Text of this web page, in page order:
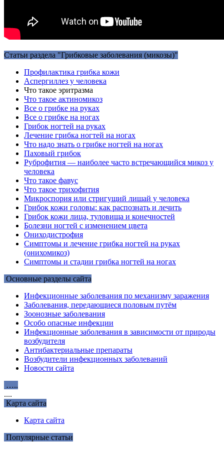
Статьи раздела "Грибковые заболевания (микозы)"
Профилактика грибка кожи
Аспергиллез у человека
Что такое эритразма
Что такое актиномикоз
Все о грибке на руках
Все о грибке на ногах
Грибок ногтей на руках
Лечение грибка ногтей на ногах
Что надо знать о грибке ногтей на ногах
Паховый грибок
Руброфития — наиболее часто встречающийся микоз у
человека
Что такое фавус
Что такое трихофития
Микроспория или стригущий лишай у человека
Грибок кожи головы: как распознать и лечить
Грибок кожи лица, туловища и конечностей
Болезни ногтей с изменением цвета
Ониходистрофия
Симптомы и лечение грибка ногтей на руках
(онихомикоз)
Симптомы и стадии грибка ногтей на ногах
Основные разделы сайта
Инфекционные заболевания по механизму заражения
Заболевания, передающиеся половым путём
Зоонозные заболевания
Особо опасные инфекции
Инфекционные заболевания в зависимости от природы
возбудителя
Антибактериальные препараты
Возбудители инфекционных заболеваний
Новости сайта
…..
....
Карта сайта
Карта сайта
Популярные статьи